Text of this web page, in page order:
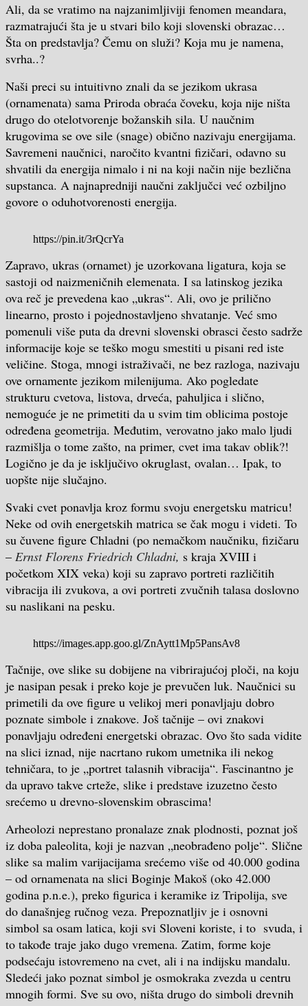
Ali, da se vratimo na najzanimljiviji fenomen meandara,
razmatrajući šta je u stvari bilo koji slovenski obrazac…
Šta on predstavlja? Čemu on služi? Koja mu je namena,
svrha..?
Naši preci su intuitivno znali da se jezikom ukrasa
(ornamenata) sama Priroda obraća čoveku, koja nije ništa
drugo do otelotvorenje božanskih sila. U naučnim
krugovima se ove sile (snage) obično nazivaju energijama.
Savremeni naučnici, naročito kvantni fizičari, odavno su
shvatili da energija nimalo i ni na koji način nije bezlična
supstanca. A najnapredniji naučni zaključci već ozbiljno
govore o oduhotvorenosti energija.
https://pin.it/3rQcrYa
Zapravo, ukras (ornamet) je uzorkovana ligatura, koja se
sastoji od naizmeničnih elemenata. I sa latinskog jezika
ova reč je prevedena kao „ukras“. Ali, ovo je prilično
linearno, prosto i pojednostavljeno shvatanje. Već smo
pomenuli više puta da drevni slovenski obrasci često sadrže
informacije koje se teško mogu smestiti u pisani red iste
veličine. Stoga, mnogi istraživači, ne bez razloga, nazivaju
ove ornamente jezikom milenijuma. Ako pogledate
strukturu cvetova, listova, drveća, pahuljica i slično,
nemoguće je ne primetiti da u svim tim oblicima postoje
određena geometrija. Međutim, verovatno jako malo ljudi
razmišlja o tome zašto, na primer, cvet ima takav oblik?!
Logično je da je isključivo okruglast, ovalan… Ipak, to
uopšte nije slučajno.
Svaki cvet ponavlja kroz formu svoju energetsku matricu!
Neke od ovih energetskih matrica se čak mogu i videti. To
su čuvene figure Chladni (po nemačkom naučniku, fizičaru
– Ernst Florens Friedrich Chladni, s kraja XVIII i
početkom XIX veka) koji su zapravo portreti različitih
vibracija ili zvukova, a ovi portreti zvučnih talasa doslovno
su naslikani na pesku.
https://images.app.goo.gl/ZnAytt1Mp5PansAv8
Tačnije, ove slike su dobijene na vibrirajućoj ploči, na koju
je nasipan pesak i preko koje je prevučen luk. Naučnici su
primetili da ove figure u velikoj meri ponavljaju dobro
poznate simbole i znakove. Još tačnije – ovi znakovi
ponavljaju određeni energetski obrazac. Ovo što sada vidite
na slici iznad, nije nacrtano rukom umetnika ili nekog
tehničara, to je „portret talasnih vibracija“. Fascinantno je
da upravo takve crteže, slike i predstave izuzetno često
srećemo u drevno-slovenskim obrascima!
Arheolozi neprestano pronalaze znak plodnosti, poznat još
iz doba paleolita, koji je nazvan „neobrađeno polje“. Slične
slike sa malim varijacijama srećemo više od 40.000 godina
– od ornamenata na slici Boginje Makoš (oko 42.000
godina p.n.e.), preko figurica i keramike iz Tripolija, sve
do današnjeg ručnog veza. Prepoznatljiv je i osnovni
simbol sa osam latica, koji svi Sloveni koriste, i to svuda, i
to takođe traje jako dugo vremena. Zatim, forme koje
podsećaju istovremeno na cvet, ali i na indijsku mandalu.
Sledeći jako poznat simbol je osmokraka zvezda u centru
mnogih formi. Sve su ovo, ništa drugo do simboli drevnih